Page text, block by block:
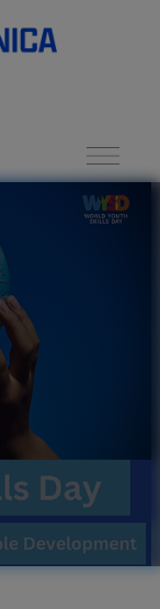
las